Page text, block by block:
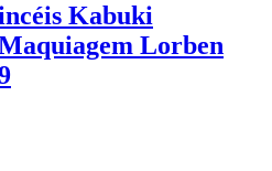
Kabuki
Lorben